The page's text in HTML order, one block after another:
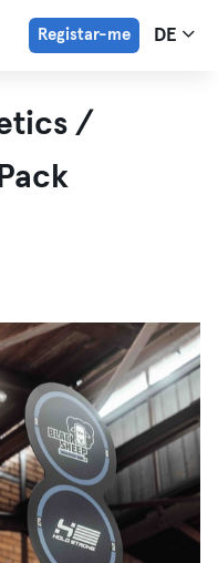
Registar-me DE
/